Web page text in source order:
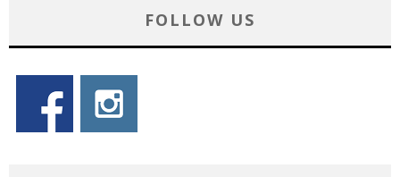
FOLLOW US